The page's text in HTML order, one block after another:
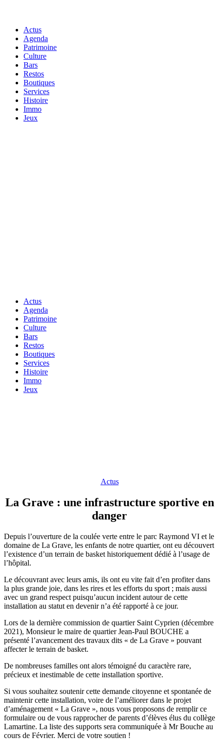
Actus
Agenda
Patrimoine
Culture
Bars
Restos
Boutiques
Services
Histoire
Immo
Jeux
Actus
Agenda
Patrimoine
Culture
Bars
Restos
Boutiques
Services
Histoire
Immo
Jeux
Actus
La Grave : une infrastructure sportive en
danger
Depuis l’ouverture de la coulée verte entre le parc Raymond VI et le
domaine de La Grave, les enfants de notre quartier, ont eu découvert
l’existence d’un terrain de basket historiquement dédié à l’usage de
l’hôpital.
Le découvrant avec leurs amis, ils ont eu vite fait d’en profiter dans
la plus grande joie, dans les rires et les efforts du sport ; mais aussi
avec un grand respect puisqu’aucun incident autour de cette
installation au statut en devenir n’a été rapporté à ce jour.
Lors de la dernière commission de quartier Saint Cyprien (décembre
2021), Monsieur le maire de quartier Jean-Paul BOUCHE a
présenté l’avancement des travaux dits « de La Grave » pouvant
affecter le terrain de basket.
De nombreuses familles ont alors témoigné du caractère rare,
précieux et inestimable de cette installation sportive.
Si vous souhaitez soutenir cette demande citoyenne et spontanée de
maintenir cette installation, voire de l’améliorer dans le projet
d’aménagement « La Grave », nous vous proposons de remplir ce
formulaire ou de vous rapprocher de parents d’élèves élus du collège
Lamartine. La liste des supports sera communiquée à Mr Bouche au
cours de Février. Merci de votre soutien !